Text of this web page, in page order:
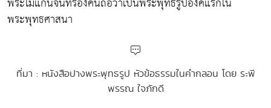
พระพุทธศาสนา
ที่มา : หนังสือปางพระพุทธรูป หัวข้อธรรมในคำกลอน โดย ระพี
พรรณ ใจภักดี